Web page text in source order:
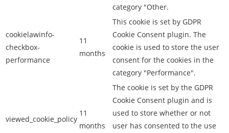
category "Other.
cookielawinfo-
checkbox-
performance
11
months
This cookie is set by GDPR
Cookie Consent plugin. The
cookie is used to store the user
consent for the cookies in the
category "Performance".
viewed_cookie_policy
11
months
The cookie is set by the GDPR
Cookie Consent plugin and is
used to store whether or not
user has consented to the use